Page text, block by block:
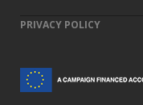
PRIVACY POLICY